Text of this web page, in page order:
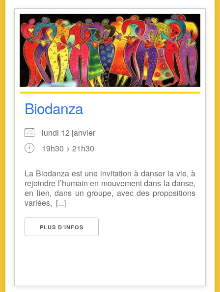
Biodanza
lundi 12 janvier
19h30 > 21h30
La Biodanza est une invitation à danser la vie, à
rejoindre l’humain en mouvement dans la danse,
en lien, dans un groupe, avec des propositions
variées, [...]
PLUS D’INFOS